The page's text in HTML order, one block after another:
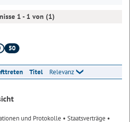
1 - 1 von (1)
50
Titel Relevanz
und Protokolle • Staatsverträge •